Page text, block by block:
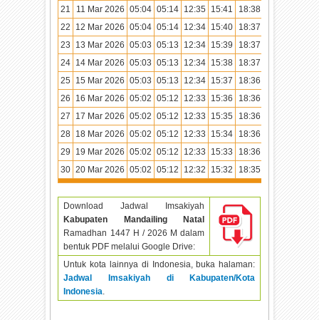
21
11 Mar 2026 05:04 05:14 12:35 15:41 18:38
19:46
22
12 Mar 2026 05:04 05:14 12:34 15:40 18:37
19:45
23
13 Mar 2026 05:03 05:13 12:34 15:39 18:37
19:45
24 14 Mar 2026 05:03 05:13 12:34 15:38 18:37
19:45
25
15 Mar 2026 05:03 05:13 12:34 15:37 18:36
19:44
26
16 Mar 2026 05:02 05:12 12:33 15:36 18:36
19:44
27
17 Mar 2026 05:02 05:12 12:33 15:35 18:36
19:44
28 18 Mar 2026 05:02 05:12 12:33 15:34 18:36
19:44
29
19 Mar 2026 05:02 05:12 12:33 15:33 18:36
19:44
30 20 Mar 2026 05:02 05:12 12:32 15:32 18:35 19:43
Download Jadwal Imsakiyah
Kabupaten Mandailing Natal
Ramadhan 1447 H / 2026 M dalam
bentuk PDF melalui Google Drive:
Untuk kota lainnya di Indonesia, buka halaman:
Jadwal Imsakiyah di Kabupaten/Kota
Indonesia